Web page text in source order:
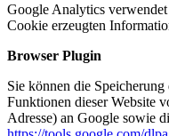
Google Analytics
Cookie erzeugten
Browser Plugin
Sie können die
Funktionen dieser Website
Adresse) an Google sowie